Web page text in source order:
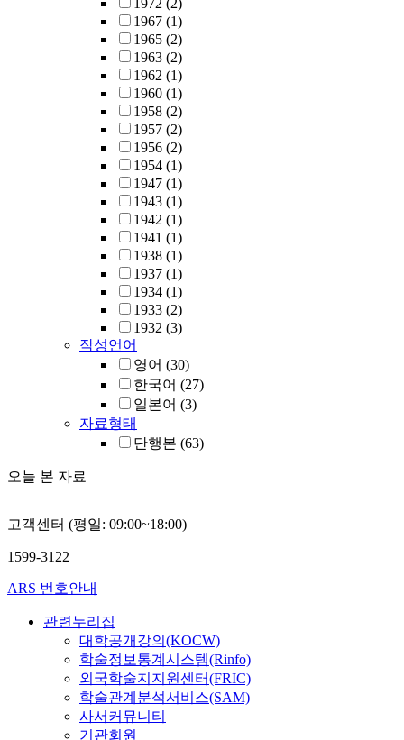
1972 (2)
1967 (1)
1965 (2)
1963 (2)
1962 (1)
1960 (1)
1958 (2)
1957 (2)
1956 (2)
1954 (1)
1947 (1)
1943 (1)
1942 (1)
1941 (1)
1938 (1)
1937 (1)
1934 (1)
1933 (2)
1932 (3)
작성언어
영어 (30)
한국어 (27)
일본어 (3)
자료형태
단행본 (63)
오늘 본 자료
고객센터 (평일: 09:00~18:00)
1599-3122
ARS 번호안내
관련누리집
대학공개강의(KOCW)
학술정보통계시스템(Rinfo)
외국학술지지원센터(FRIC)
학술관계분석서비스(SAM)
사서커뮤니티
기관회원